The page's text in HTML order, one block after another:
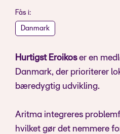
Fås i:
Danmark
Hurtigst Eroikoser en
Danmark, der prioriterer
bæredygtig udvikling.
Aritma integreres
hvilket gør det nemmere